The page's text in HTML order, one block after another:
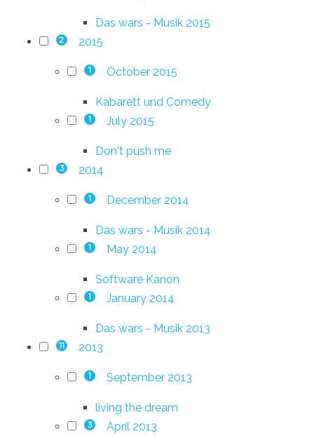
Das wars - Musik 2015
2 2015
1 October 2015
Kabarett und Comedy
1 July 2015
Don't push me
3 2014
1 December 2014
Das wars - Musik 2014
1 May 2014
Software Kanon
1 January 2014
Das wars - Musik 2013
11 2013
1 September 2013
living the dream
3 April 2013